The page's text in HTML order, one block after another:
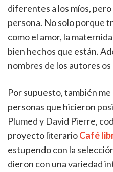
diferentes a los míos,
persona. No solo porque
como el amor, la
bien hechos que están.
nombres de los autores os
Por supuesto, también
personas que hicieron
Plumed y David Pierre,
proyecto literarioCafé
estupendo con la
dieron con una variedad